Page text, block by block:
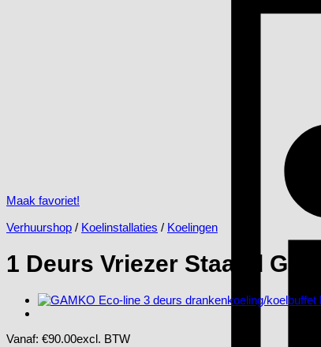
Maak favoriet!
Verhuurshop / Koelinstallaties / Koelingen
1 Deurs Vriezer Staand Groot
Vanaf: €90.00excl. BTW